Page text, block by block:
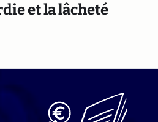
et la lâcheté